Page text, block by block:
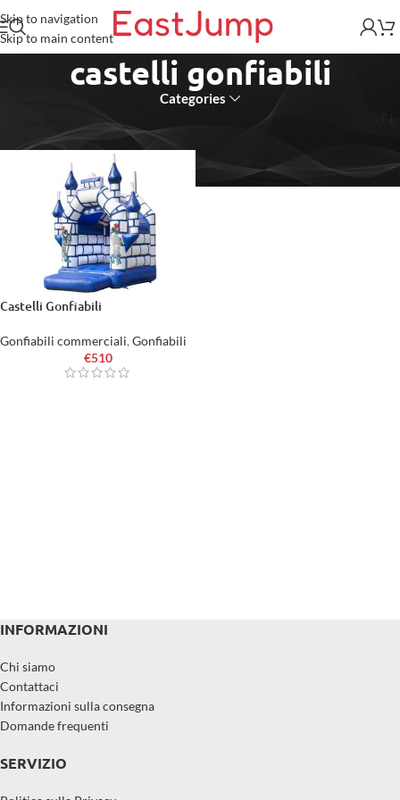
Skip to navigation
Skip to main content
castelli gonfiabili
Categories
Castelli Gonfiabili
Gonfiabili commerciali, Gonfiabili
€510
INFORMAZIONI
Chi siamo
Contattaci
Informazioni sulla consegna
Domande frequenti
SERVIZIO